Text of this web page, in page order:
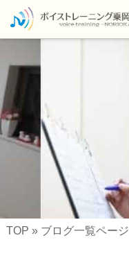
TOP » ブログ一覧ページ